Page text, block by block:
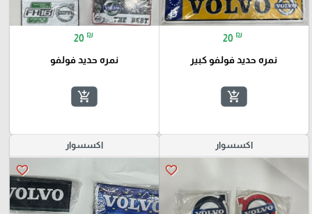
20 ₪
نمره حديد فولفو كبير
add_shopping_cart
20 ₪
نمره حديد فولفو
add_shopping_cart
اكسسوار
favorite_border
اكسسوار
favorite_border